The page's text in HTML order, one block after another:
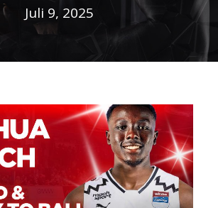
Juli 9, 2025